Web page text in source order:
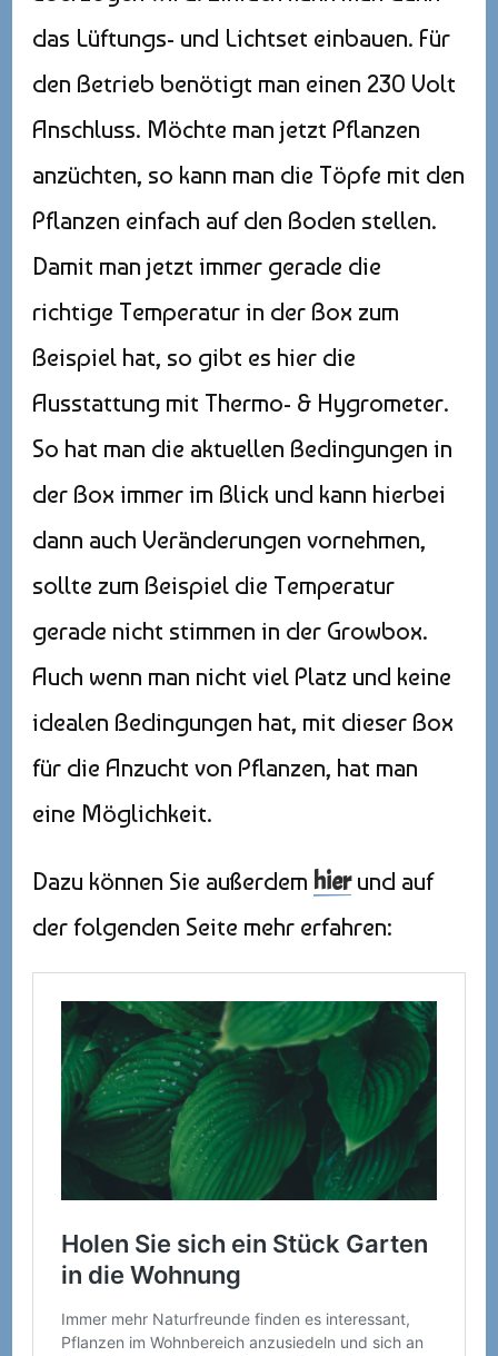
das Lüftungs- und Lichtset einbauen. Für
den Betrieb benötigt man einen 230 Volt
Anschluss. Möchte man jetzt Pflanzen
anzüchten, so kann man die Töpfe mit den
Pflanzen einfach auf den Boden stellen.
Damit man jetzt immer gerade die
richtige Temperatur in der Box zum
Beispiel hat, so gibt es hier die
Ausstattung mit Thermo- & Hygrometer.
So hat man die aktuellen Bedingungen in
der Box immer im Blick und kann hierbei
dann auch Veränderungen vornehmen,
sollte zum Beispiel die Temperatur
gerade nicht stimmen in der Growbox.
Auch wenn man nicht viel Platz und keine
idealen Bedingungen hat, mit dieser Box
für die Anzucht von Pflanzen, hat man
eine Möglichkeit.
Dazu können Sie außerdem hierund auf
der folgenden Seite mehr erfahren: